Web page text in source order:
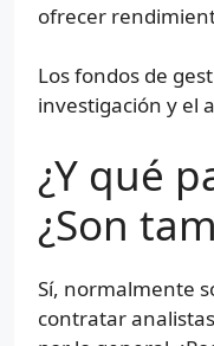
ofrecer
Los fondos de
investigación y el
¿Y qué
¿Son
Sí, normalmente
contratar